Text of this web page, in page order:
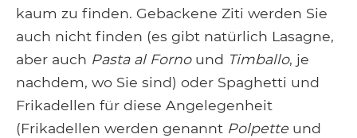
kaum zu finden. Gebackene Ziti werden Sie
auch nicht finden (es gibt natürlich Lasagne,
aber auch Pasta al Forno und Timballo, je
nachdem, wo Sie sind) oder Spaghetti und
Frikadellen für diese Angelegenheit
(Frikadellen werden genannt Polpette und